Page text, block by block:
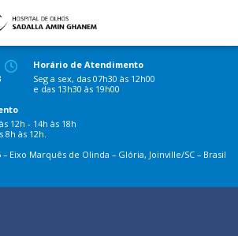
Horário de Atendimento
Seg a sex, das 07h30 às 12h00
e das 13h30 às 19h00
12h - 14h às 18h
8h às 12h.
Eixo Marquês de Olinda – Glória, Joinville/SC – Brasil